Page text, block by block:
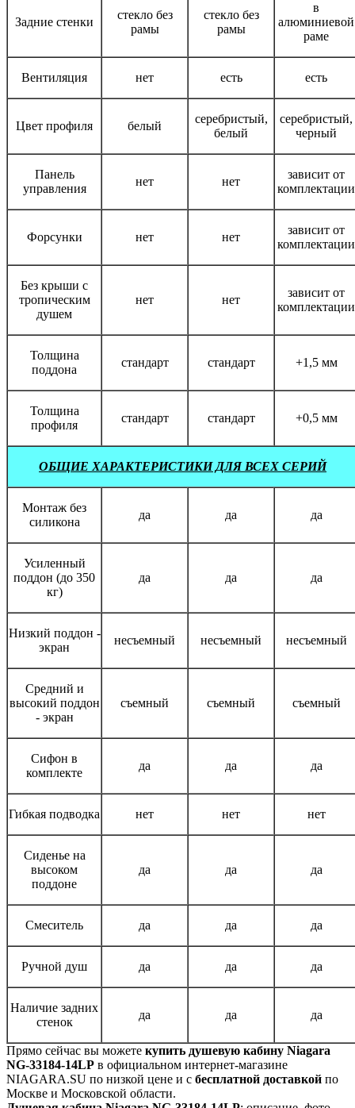
Задние стенки
стекло без
рамы
стекло без
рамы
в
алюминиевой
раме
Вентиляция нет есть есть
Цвет профиля белый
серебристый,
белый
серебристый,
черный
Панель
управления
нет нет
зависит от
комплектации
Форсунки нет нет
зависит от
комплектации
Без крыши с
тропическим
душем
нет нет
зависит от
комплектации
Толщина
поддона
стандарт стандарт +1,5 мм
Толщина
профиля
стандарт стандарт +0,5 мм
ОБЩИЕ ХАРАКТЕРИСТИКИ ДЛЯ ВСЕХ СЕРИЙ
Монтаж без
силикона
да да да
Усиленный
поддон (до 350
кг)
да да да
Низкий поддон -
экран
несъемный несъемный несъемный
Средний и
высокий поддон
- экран
съемный съемный съемный
Сифон в
комплекте
да да да
Гибкая подводка нет нет нет
Сиденье на
высоком
поддоне
да да да
Смеситель да да да
Ручной душ да да да
Наличие задних
стенок
да да да
Прямо сейчас вы можете купить душевую кабину Niagara
NG-33184-14LP в официальном интернет-магазине
NIAGARA.SU по низкой цене и с бесплатной доставкой по
Москве и Московской области.